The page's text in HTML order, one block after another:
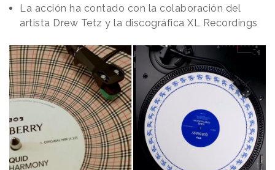
La acción ha contado con la colaboración del
artista Drew Tetz y la discográfica XL Recordings